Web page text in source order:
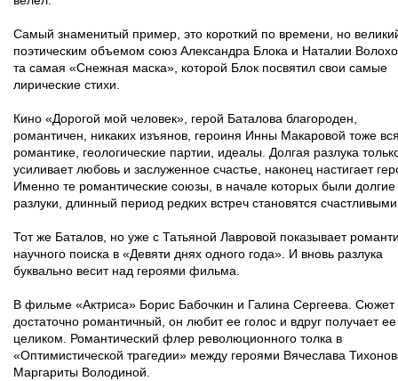
Самый знаменитый пример, это короткий по времени, но
поэтическим объемом союз Александра Блока и Наталии
та самая «Снежная маска», которой Блок посвятил свои самые
лирические стихи.
Кино «Дорогой мой человек», герой Баталова благороден,
романтичен, никаких изъянов, героиня Инны Макаровой тоже
романтике, геологические партии, идеалы. Долгая разлука
усиливает любовь и заслуженное счастье, наконец настигает
Именно те романтические союзы, в начале которых были долгие
разлуки, длинный период редких встреч становятся
Тот же Баталов, но уже с Татьяной Лавровой показывает
научного поиска в «Девяти днях одного года». И вновь разлука
буквально весит над героями фильма.
В фильме «Актриса» Борис Бабочкин и Галина Сергеева. Сюжет
достаточно романтичный, он любит ее голос и вдруг получает ее
целиком. Романтический флер революционного толка в
«Оптимистической трагедии» между героями Вячеслава
Маргариты Володиной.